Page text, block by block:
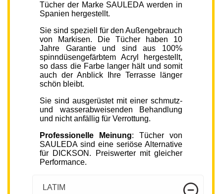
Tücher der Marke SAULEDA werden in
Spanien hergestellt.
Sie sind speziell für den Außengebrauch
von Markisen. Die Tücher haben 10
Jahre Garantie und sind aus 100%
spinndüsengefärbtem Acryl hergestellt,
so dass die Farbe langer hält und somit
auch der Anblick Ihre Terrasse länger
schön bleibt.
Sie sind ausgerüstet mit einer schmutz-
und wasserabweisenden Behandlung
und nicht anfällig für Verrottung.
Professionelle Meinung: Tücher von
SAULEDA sind eine seriöse Alternative
für DICKSON. Preiswerter mit gleicher
Performance.
LATIM